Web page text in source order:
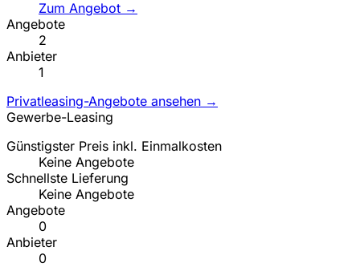
Zum Angebot →
Angebote
2
Anbieter
1
Privatleasing-Angebote ansehen →
Gewerbe-Leasing
Günstigster Preis inkl. Einmalkosten
Keine Angebote
Schnellste Lieferung
Keine Angebote
Angebote
0
Anbieter
0